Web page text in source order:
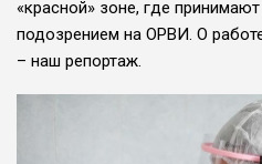
«красной» зоне, где
подозрением на ОРВИ. О
– наш репортаж.